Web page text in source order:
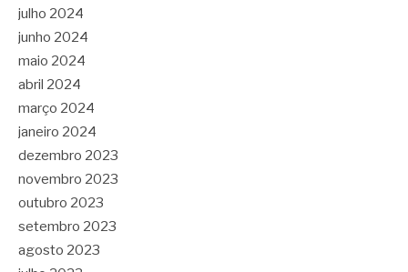
julho 2024
junho 2024
maio 2024
abril 2024
março 2024
janeiro 2024
dezembro 2023
novembro 2023
outubro 2023
setembro 2023
agosto 2023